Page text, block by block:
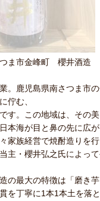
ま市金峰町 櫻井酒造
。鹿児島県南さつま市
佇む、
す。この地域は、その
本海が目と鼻の先に広
家族経営で焼酎造りを行
主・櫻井弘之氏によっ
の最大の特徴は「磨き芋
を丁寧に1本1本土を落